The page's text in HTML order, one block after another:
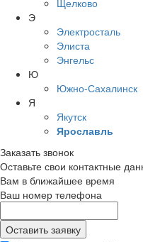
Щелково
Э
Электросталь
Элиста
Энгельс
Ю
Южно-Сахалинск
Я
Якутск
Ярославль
Заказать звонок
Оставьте свои контактные
Вам в ближайшее время
Ваш номер телефона